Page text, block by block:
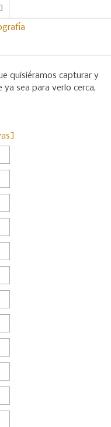
quisiéramos capturar y
sea para verlo cerca,